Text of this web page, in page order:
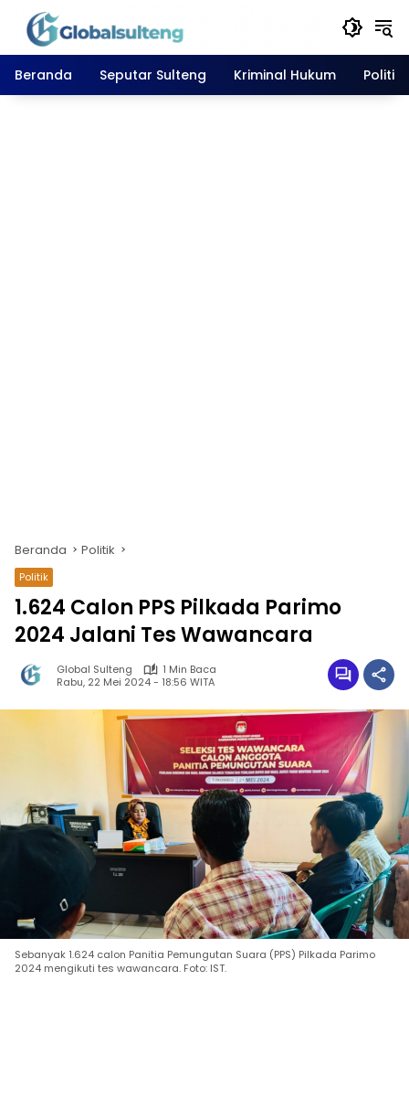
Langsung
konten
Beranda
Seputar Sulteng Kriminal Hukum Politik
Beranda Politik
Politik
1.624 Calon PPS Pilkada Parimo
2024 Jalani Tes Wawancara
Global Sulteng
1 Min Baca
Rabu, 22 Mei 2024 - 18:56 WITA
Sebanyak 1.624 calon Panitia Pemungutan Suara (PPS) Pilkada Parimo
2024 mengikuti tes wawancara. Foto: IST.